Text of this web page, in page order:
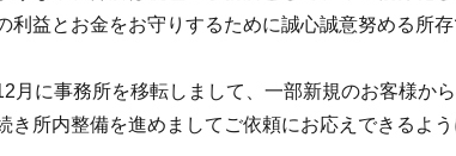
利益とお金をお守りするために誠心誠意努める所存
月に事務所を移転しまして、一部新規のお客様か
き所内整備を進めましてご依頼にお応えできるよう